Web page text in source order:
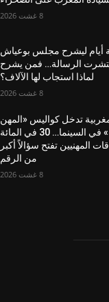
8 غشت 2026
أيام ليشرح مجلس بوعياش
الرسالة… فمن يشرح
لماذا استجاب لها الآلاف؟
8 غشت 2026
تدخل كواليس «المهن
الصعبة» في السينما… 30 في المائة
المهنيين تفتح سؤالاً أكبر
من الرقم
8 غشت 2026